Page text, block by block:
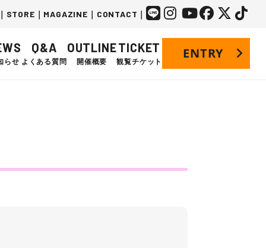
STORE ｜ MAGAZINE ｜ CONTACT ｜
らせ
Q&A
よくある質問
OUTLINE
開催概要
TICKET
観覧チケット
ENTRY